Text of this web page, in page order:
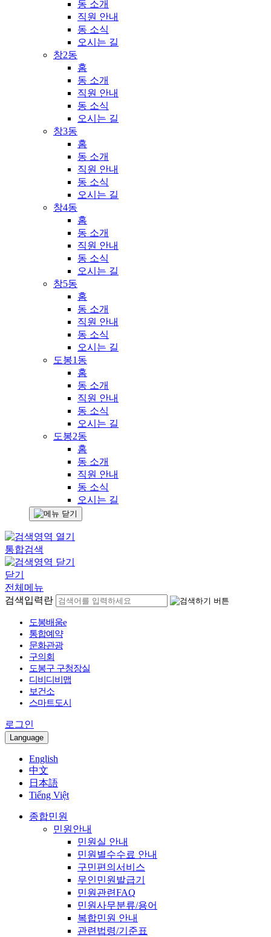
동 소개
직원 안내
동 소식
오시는 길
창2동
홈
동 소개
직원 안내
동 소식
오시는 길
창3동
홈
동 소개
직원 안내
동 소식
오시는 길
창4동
홈
동 소개
직원 안내
동 소식
오시는 길
창5동
홈
동 소개
직원 안내
동 소식
오시는 길
도봉1동
홈
동 소개
직원 안내
동 소식
오시는 길
도봉2동
홈
동 소개
직원 안내
동 소식
오시는 길
통합검색
닫기
전체메뉴
검색입력란
도봉배움e
통합예약
문화관광
구의회
도봉구 구청장실
디비디비맵
보건소
스마트도시
로그인
Language
English
中文
日本語
Tiếng Việt
종합민원
민원안내
민원실 안내
민원별수수료 안내
구민편의서비스
무인민원발급기
민원관련FAQ
민원사무분류/용어
복합민원 안내
관련법령/기준표